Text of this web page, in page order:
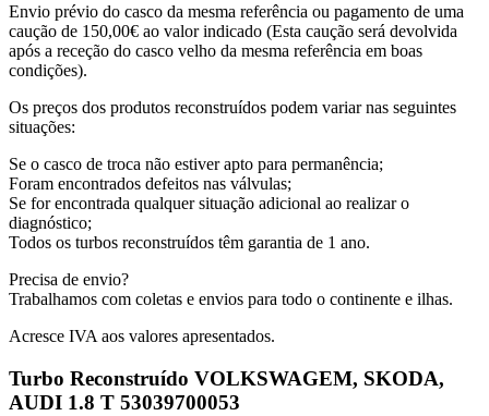
Envio prévio do casco da mesma referência ou pagamento de uma
caução de 150,00€ ao valor indicado (Esta caução será devolvida
após a receção do casco velho da mesma referência em boas
condições).
Os preços dos produtos reconstruídos podem variar nas seguintes
situações:
Se o casco de troca não estiver apto para permanência;
Foram encontrados defeitos nas válvulas;
Se for encontrada qualquer situação adicional ao realizar o
diagnóstico;
Todos os turbos reconstruídos têm garantia de 1 ano.
Precisa de envio?
Trabalhamos com coletas e envios para todo o continente e ilhas.
Acresce IVA aos valores apresentados.
Turbo Reconstruído VOLKSWAGEM, SKODA,
AUDI 1.8 T 53039700053